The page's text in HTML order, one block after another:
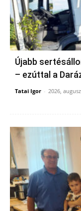
Újabb
– ezúttal a
Tatai Igor - 2026,